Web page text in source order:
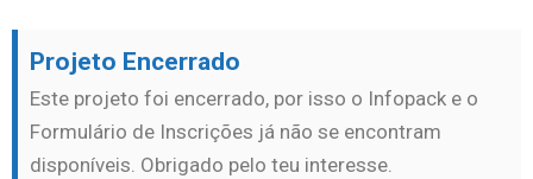
Projeto Encerrado
Este projeto foi encerrado, por isso o Infopack e o
Formulário de Inscrições já não se encontram
disponíveis. Obrigado pelo teu interesse.